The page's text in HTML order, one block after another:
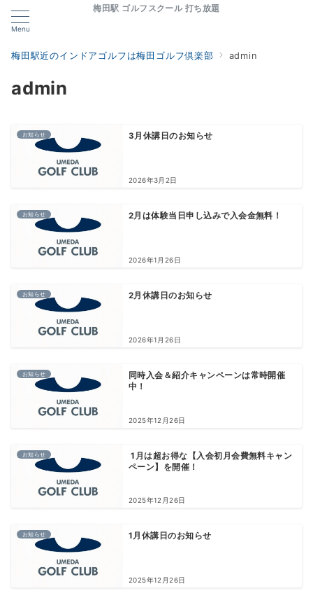
Menu
梅田駅 ゴルフスクール 打ち放題
梅田駅近のインドアゴルフは梅田ゴルフ倶楽部 admin
admin
お知らせ 3月休講日のお知らせ
2026年3月2日
お知らせ 2月は体験当日申し込みで入会金無料！
2026年1月26日
お知らせ 2月休講日のお知らせ
2026年1月26日
お知らせ
同時入会＆紹介キャンペーンは常時開催
中！
2025年12月26日
お知らせ
1月は超お得な【入会初月会費無料キャン
ペーン】を開催！
2025年12月26日
お知らせ 1月休講日のお知らせ
2025年12月26日